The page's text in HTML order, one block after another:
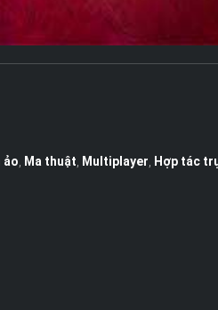
ảo Ma thuật Multiplayer Hợp tác